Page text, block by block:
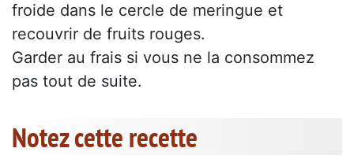
froide dans le cercle de meringue et
recouvrir de fruits rouges.
Garder au frais si vous ne la consommez
pas tout de suite.
Notez cette recette